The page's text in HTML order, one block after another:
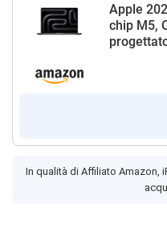
Apple
chip M5,
In qualità di Affiliato Amazon,